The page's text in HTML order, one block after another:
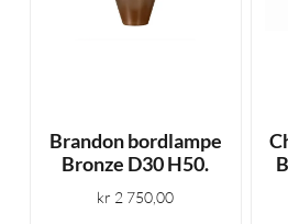
Brandon bordlampe
Bronze D30 H50.
kr 2 750,00